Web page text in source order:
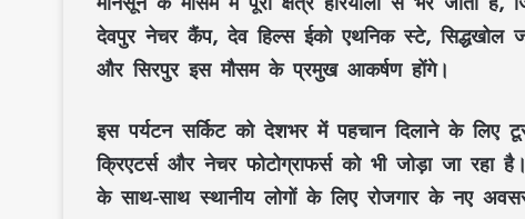
देवपुर नेचर कैंप, देव हिल्स ईको एथनिक स्टे, सिद्धखोल
औरसिरपुरइस मौसम के प्रमुख आकर्षण होंगे।
इसपर्यटन सर्किटको देशभर में पहचान दिलाने के लिए
क्रिएटर्सऔरनेचर फोटोग्राफर्सको भी जोड़ा जा रहा
के साथ-साथस्थानीय लोगोंके लिएरोजगार के नए